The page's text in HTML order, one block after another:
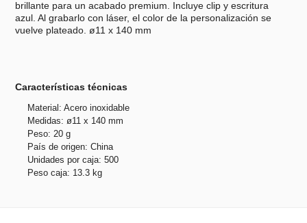
brillante para un acabado premium. Incluye clip y escritura
azul. Al grabarlo con láser, el color de la personalización se
vuelve plateado. ø11 x 140 mm
Características técnicas
Material: Acero inoxidable
Medidas: ø11 x 140 mm
Peso: 20 g
País de origen: China
Unidades por caja: 500
Peso caja: 13.3 kg